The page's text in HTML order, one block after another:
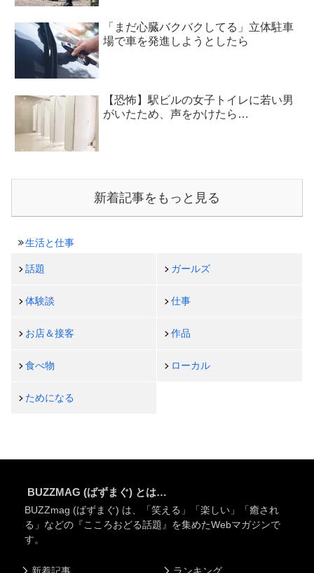
「まだ心臓バクバクしてる」立体駐車
場で車を発進しようとしたら
【恐怖】駅ビルの女子トイレに若い男
がいたため、声をかけたら…
新着記事をもっと見る
生活と仕事
話題 ガールズ
体験談 仕事
お店＆接客 作品
食べ物 ローカル
ためになる
BUZZMAG (ばずまぐ) とは…
BUZZmag (ばずまぐ) は、「笑える」「楽しい」「癒され
る」などの『こころおどる話題』を集めたWebマガジンで
す。